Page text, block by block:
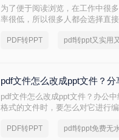
为了便于阅读浏览，在工作中很
率很低，所以很多人都会选择直
PDF转PPT pdf转ppt又实用
pdf文件怎么改成ppt文件？
pdf文件怎么改成ppt文件？办公
格式的文件时，要怎么对它进行
吧。
PDF转PPT